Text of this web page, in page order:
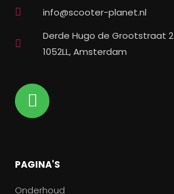
info@scooter-planet.nl
Derde Hugo de Grootstraat 2
1052LL, Amsterdam
PAGINA'S
Onderhoud